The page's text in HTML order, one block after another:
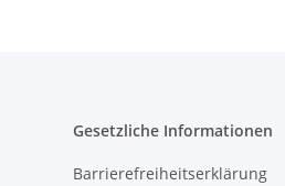
Gesetzliche Informationen
Barrierefreiheitserklärung